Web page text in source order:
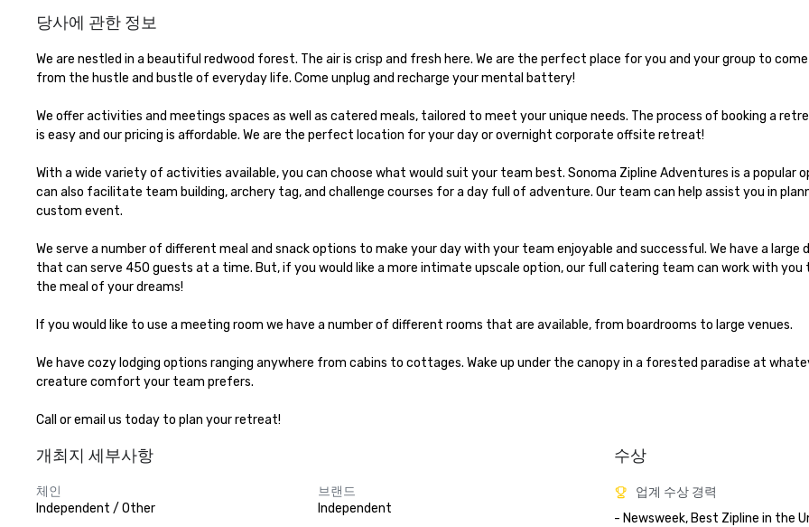
당사에 관한 정보
We are nestled in a beautiful redwood forest. The air is crisp and fresh here. We are the perfect place for you and your group to
from the hustle and bustle of everyday life. Come unplug and recharge your mental battery!
We offer activities and meetings spaces as well as catered meals, tailored to meet your unique needs. The process of booking a
is easy and our pricing is affordable. We are the perfect location for your day or overnight corporate offsite retreat!
With a wide variety of activities available, you can choose what would suit your team best. Sonoma Zipline Adventures is a popular
can also facilitate team building, archery tag, and challenge courses for a day full of adventure. Our team can help assist you in
custom event.
We serve a number of different meal and snack options to make your day with your team enjoyable and successful. We have a large
that can serve 450 guests at a time. But, if you would like a more intimate upscale option, our full catering team can work with you
the meal of your dreams!
If you would like to use a meeting room we have a number of different rooms that are available, from boardrooms to large venues.
We have cozy lodging options ranging anywhere from cabins to cottages. Wake up under the canopy in a forested paradise at
creature comfort your team prefers.
Call or email us today to plan your retreat!
개최지 세부사항
체인
Independent / Other
브랜드
Independent
수상
업계 수상 경력
- Newsweek, Best Zipline in the